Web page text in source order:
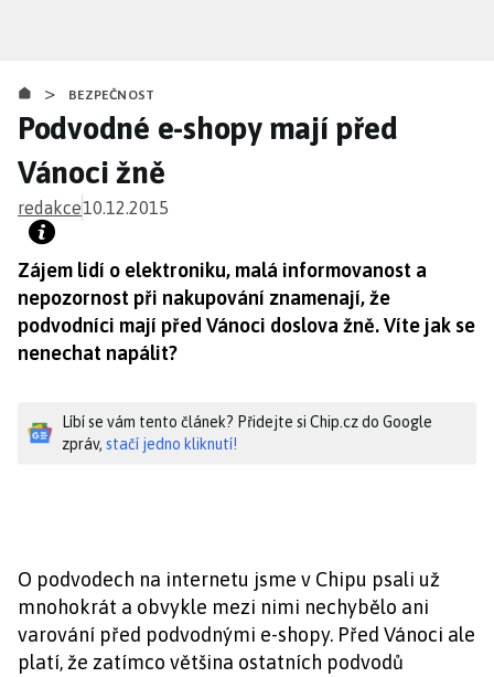
obsahu
> BEZPEČNOST
Podvodné e-shopy mají před
Vánoci žně
redakce10.12.2015
Zájem lidí o elektroniku, malá informovanost a
nepozornost při nakupování znamenají, že
podvodníci mají před Vánoci doslova žně. Víte jak se
nenechat napálit?
Líbí se vám tento článek? Přidejte si Chip.cz do Google
zpráv, stačí jedno kliknutí!
O podvodech na internetu jsme v Chipu psali už
mnohokrát a obvykle mezi nimi nechybělo ani
varování před podvodnými e-shopy. Před Vánoci ale
platí, že zatímco většina ostatních podvodů